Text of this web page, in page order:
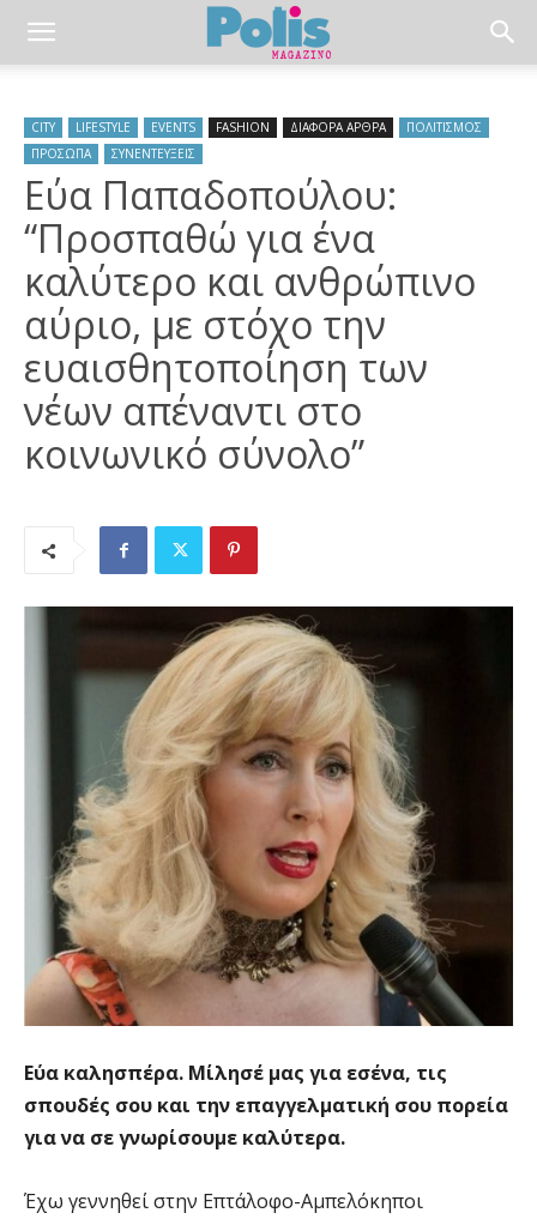
CITY LIFESTYLE EVENTS FASHION ΔΙΑΦΟΡΑ ΑΡΘΡΑ
ΠΟΛΙΤΙΣΜΟΣ
ΠΡΟΣΩΠΑ
ΣΥΝΕΝΤΕΥΞΕΙΣ
Εύα Παπαδοπούλου:
“Προσπαθώ για ένα
καλύτερο και ανθρώπινο
αύριο, με στόχο την
ευαισθητοποίηση των
νέων απέναντι στο
κοινωνικό σύνολο”
Εύα καλησπέρα. Μίλησέ μας για εσένα, τις
σπουδές σου και την επαγγελματική σου πορεία
για να σε γνωρίσουμε καλύτερα.
Έχω γεννηθεί στην Επτάλοφο-Αμπελόκηποι